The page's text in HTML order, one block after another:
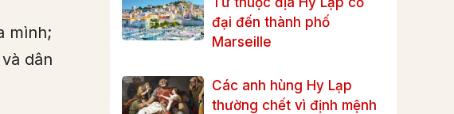
mình;
dân
đại đến thành phố
Marseille
Các anh hùng Hy Lạp
thường chết vì định mệnh